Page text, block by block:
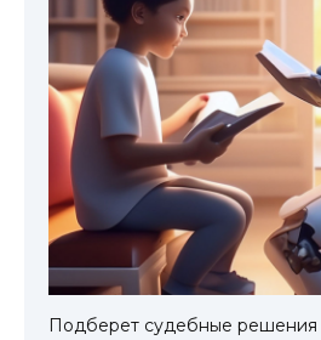
Подберет судебные решения